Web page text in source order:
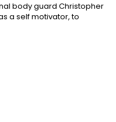
body guard Christopher
a self motivator, to